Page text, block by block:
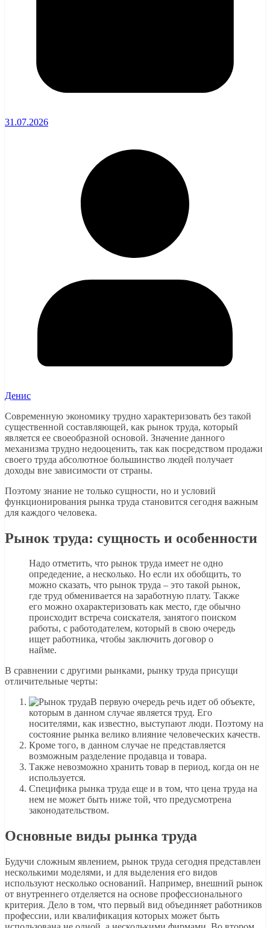
31.07.2026
Денис
Современную экономику трудно характеризовать без такой
существенной составляющей, как рынок труда, который
является ее своеобразной основой. Значение данного
механизма трудно недооценить, так как посредством продажи
своего труда абсолютное большинство людей получает
доходы вне зависимости от страны.
Поэтому знание не только сущности, но и условий
функционирования рынка труда становится сегодня важным
для каждого человека.
Рынок труда: сущность и особенности
Надо отметить, что рынок труда имеет не одно
опредедение, а несколько. Но если их обобщить, то
можно сказать, что рынок труда – это такой рынок,
где труд обменивается на заработную плату. Также
его можно охарактеризовать как место, где обычно
происходит встреча соискателя, занятого поиском
работы, с работодателем, который в свою очередь
ищет работника, чтобы заключить договор о
найме.
В сравнении с другими рынками, рынку труда присущи
отличительные черты:
В первую очередь речь идет об объекте,
которым в данном случае является труд. Его
носителями, как известно, выступают люди. Поэтому на
состояние рынка велико влияние человеческих качеств.
Кроме того, в данном случае не представляется
возможным разделение продавца и товара.
Также невозможно хранить товар в период, когда он не
используется.
Специфика рынка труда еще и в том, что цена труда на
нем не может быть ниже той, что предусмотрена
законодательством.
Основные виды рынка труда
Будучи сложным явлением, рынок труда сегодня представлен
несколькими моделями, и для выделения его видов
используют несколько оснований. Например, внешний рынок
от внутреннего отделяется на основе профессионального
критерия. Дело в том, что первый вид объединяет работников
профессии, или квалификация которых может быть